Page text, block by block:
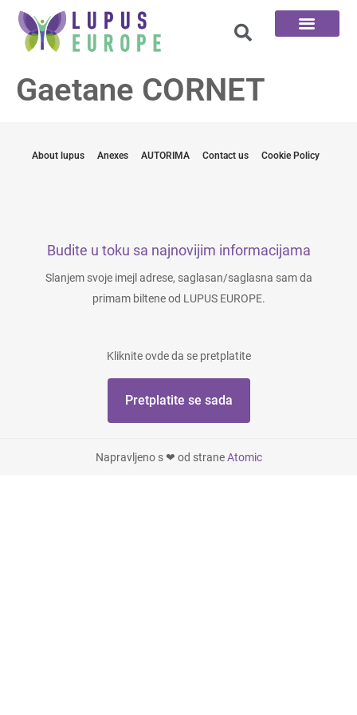
Gaetane CORNET
About lupus Anexes AUTORIMA Contact us Cookie Policy
Budite u toku sa najnovijim informacijama
Slanjem svoje imejl adrese, saglasan/saglasna sam da
primam biltene od LUPUS EUROPE.
Kliknite ovde da se pretplatite
Pretplatite se sada
Napravljeno s ❤ od straneAtomic